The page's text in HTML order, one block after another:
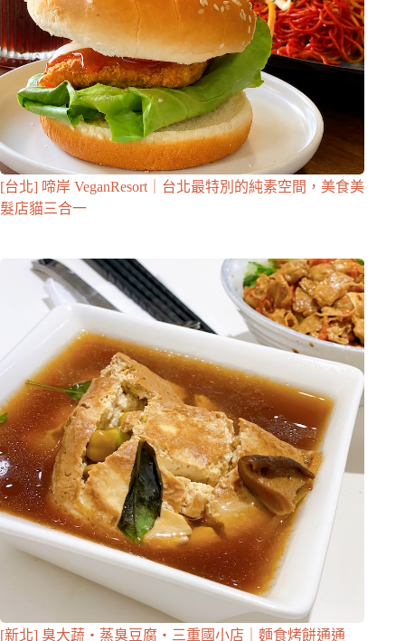
[台北] 啼岸 VeganResort｜台北最特別的純素空間，美食美
髮店貓三合一
[新北] 臭大蔬・蒸臭豆腐・三重國小店｜麵食烤餅通通